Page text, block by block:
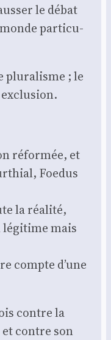
le débat
monde par­ti­cu­
plu­ra­lisme ; le
réfor­mée, et
Foe­dus
la réa­li­té,
légi­time mais
compte d’une
contre la
contre son